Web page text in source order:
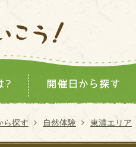
ら探す 自然体験 東濃エリア